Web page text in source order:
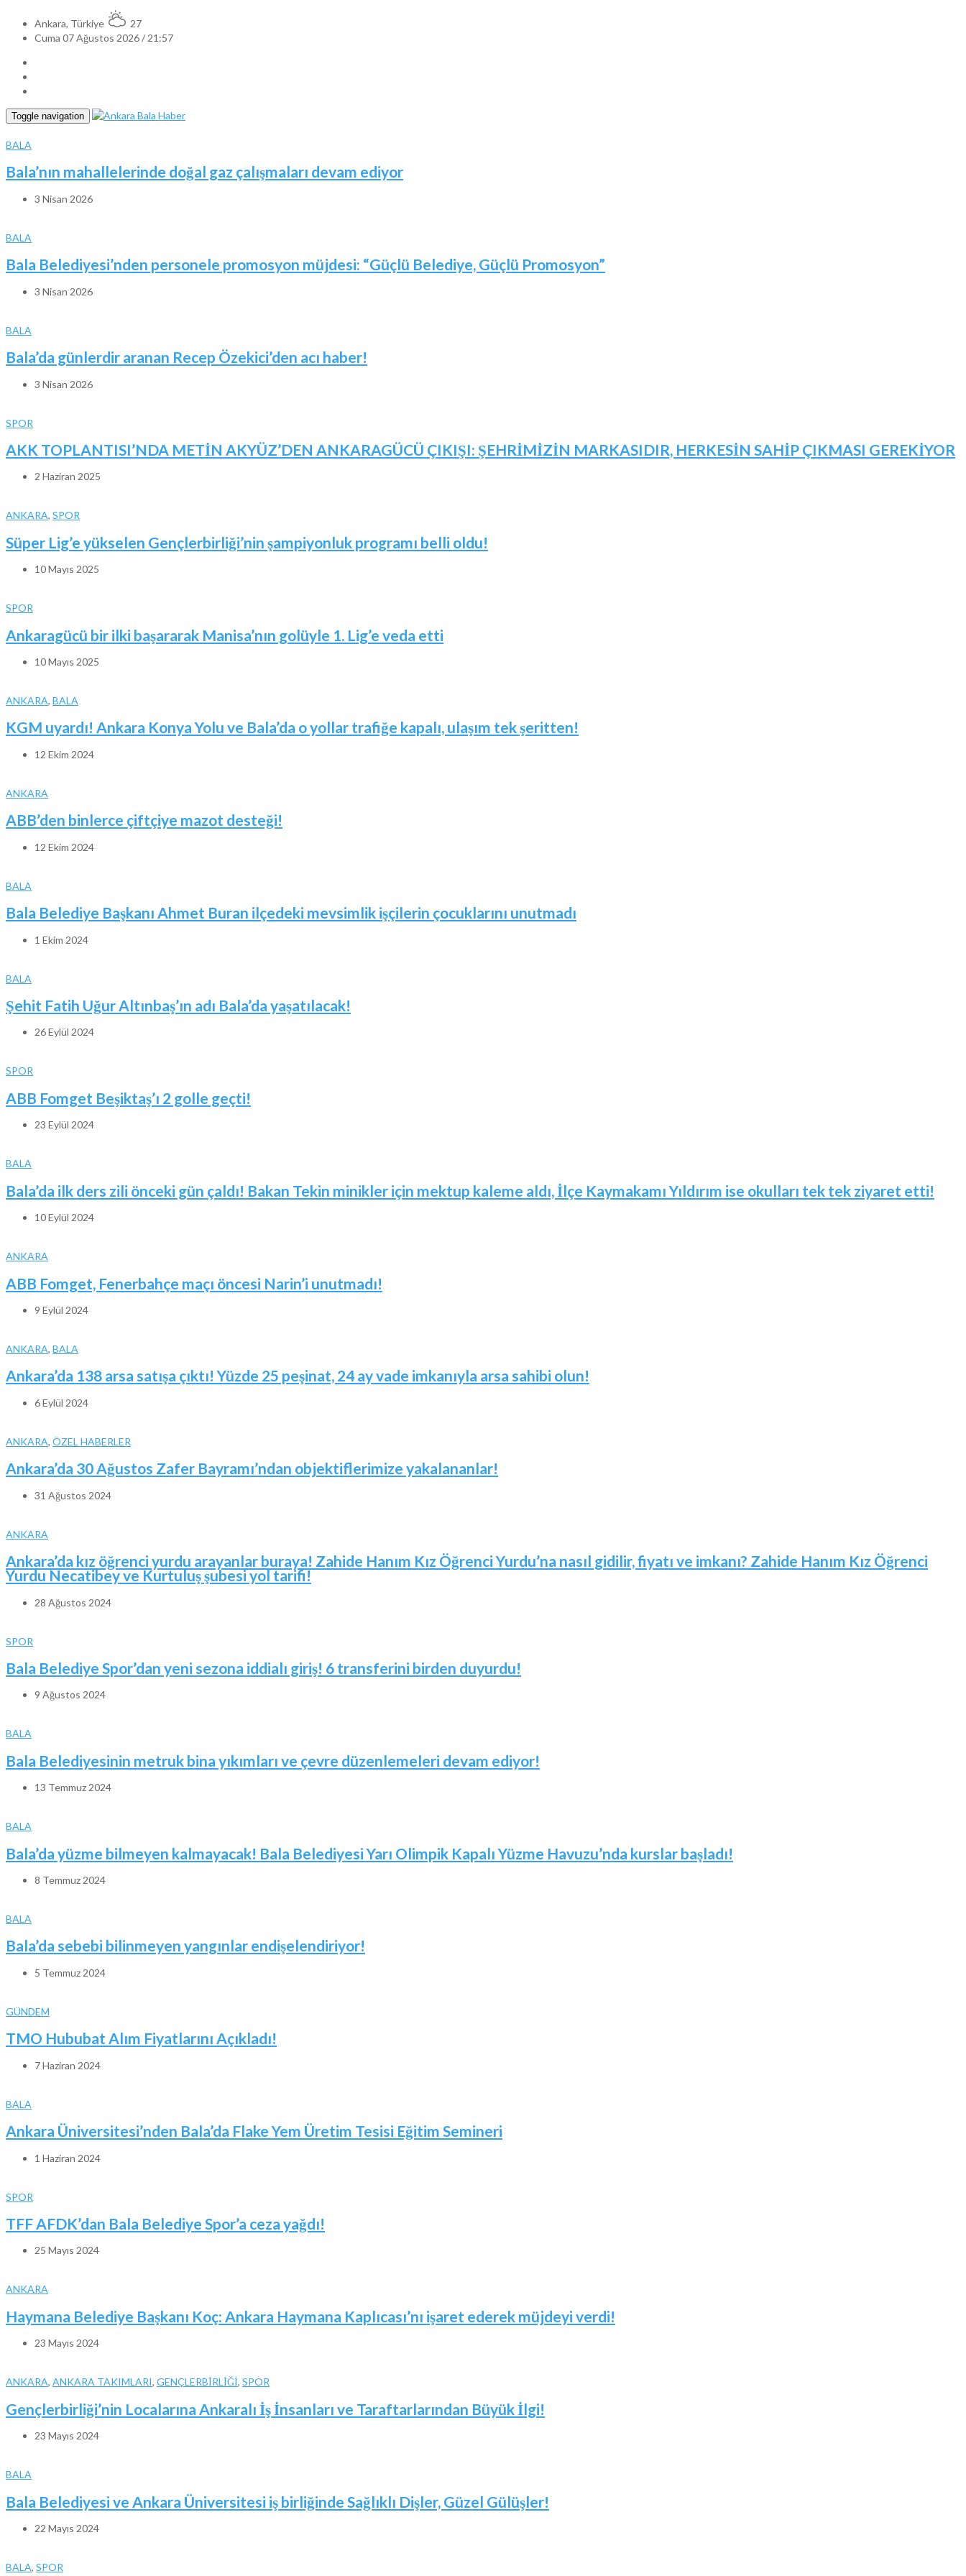
Ankara, Türkiye
27
Cuma 07 Ağustos 2026 / 21:57
Toggle navigation
BALA
Bala’nın mahallelerinde doğal gaz çalışmaları devam ediyor
3 Nisan 2026
BALA
Bala Belediyesi’nden personele promosyon müjdesi: “Güçlü Belediye, Güçlü Promosyon”
3 Nisan 2026
BALA
Bala’da günlerdir aranan Recep Özekici’den acı haber!
3 Nisan 2026
SPOR
AKK TOPLANTISI’NDA METİN AKYÜZ’DEN ANKARAGÜCÜ ÇIKIŞI: ŞEHRİMİZİN MARKASIDIR, HERKESİN SAHİP ÇIKMASI GEREKİYOR
2 Haziran 2025
ANKARA, SPOR
Süper Lig’e yükselen Gençlerbirliği’nin şampiyonluk programı belli oldu!
10 Mayıs 2025
SPOR
Ankaragücü bir ilki başararak Manisa’nın golüyle 1. Lig’e veda etti
10 Mayıs 2025
ANKARA, BALA
KGM uyardı! Ankara Konya Yolu ve Bala’da o yollar trafiğe kapalı, ulaşım tek şeritten!
12 Ekim 2024
ANKARA
ABB’den binlerce çiftçiye mazot desteği!
12 Ekim 2024
BALA
Bala Belediye Başkanı Ahmet Buran ilçedeki mevsimlik işçilerin çocuklarını unutmadı
1 Ekim 2024
BALA
Şehit Fatih Uğur Altınbaş’ın adı Bala’da yaşatılacak!
26 Eylül 2024
SPOR
ABB Fomget Beşiktaş’ı 2 golle geçti!
23 Eylül 2024
BALA
Bala’da ilk ders zili önceki gün çaldı! Bakan Tekin minikler için mektup kaleme aldı, İlçe Kaymakamı Yıldırım ise okulları tek tek ziyaret etti!
10 Eylül 2024
ANKARA
ABB Fomget, Fenerbahçe maçı öncesi Narin’i unutmadı!
9 Eylül 2024
ANKARA, BALA
Ankara’da 138 arsa satışa çıktı! Yüzde 25 peşinat, 24 ay vade imkanıyla arsa sahibi olun!
6 Eylül 2024
ANKARA, ÖZEL HABERLER
Ankara’da 30 Ağustos Zafer Bayramı’ndan objektiflerimize yakalananlar!
31 Ağustos 2024
ANKARA
Ankara’da kız öğrenci yurdu arayanlar buraya! Zahide Hanım Kız Öğrenci Yurdu’na nasıl gidilir, fiyatı ve imkanı? Zahide Hanım Kız Öğrenci
Yurdu Necatibey ve Kurtuluş şubesi yol tarifi!
28 Ağustos 2024
SPOR
Bala Belediye Spor’dan yeni sezona iddialı giriş! 6 transferini birden duyurdu!
9 Ağustos 2024
BALA
Bala Belediyesinin metruk bina yıkımları ve çevre düzenlemeleri devam ediyor!
13 Temmuz 2024
BALA
Bala’da yüzme bilmeyen kalmayacak! Bala Belediyesi Yarı Olimpik Kapalı Yüzme Havuzu’nda kurslar başladı!
8 Temmuz 2024
BALA
Bala’da sebebi bilinmeyen yangınlar endişelendiriyor!
5 Temmuz 2024
GÜNDEM
TMO Hububat Alım Fiyatlarını Açıkladı!
7 Haziran 2024
BALA
Ankara Üniversitesi’nden Bala’da Flake Yem Üretim Tesisi Eğitim Semineri
1 Haziran 2024
SPOR
TFF AFDK’dan Bala Belediye Spor’a ceza yağdı!
25 Mayıs 2024
ANKARA
Haymana Belediye Başkanı Koç: Ankara Haymana Kaplıcası’nı işaret ederek müjdeyi verdi!
23 Mayıs 2024
ANKARA, ANKARA TAKIMLARI, GENÇLERBİRLİĞİ, SPOR
Gençlerbirliği’nin Localarına Ankaralı İş İnsanları ve Taraftarlarından Büyük İlgi!
23 Mayıs 2024
BALA
Bala Belediyesi ve Ankara Üniversitesi iş birliğinde Sağlıklı Dişler, Güzel Gülüşler!
22 Mayıs 2024
BALA, SPOR